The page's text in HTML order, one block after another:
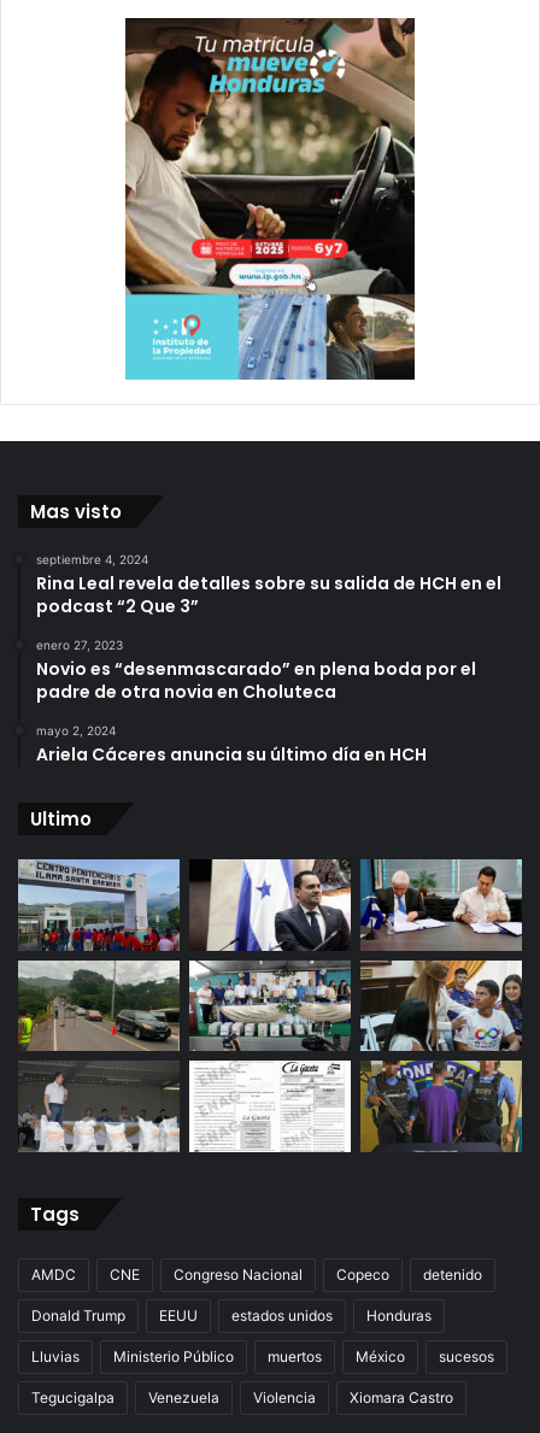
Mas visto
septiembre 4, 2024
Rina Leal revela detalles sobre su salida de HCH en el
podcast “2 Que 3”
enero 27, 2023
Novio es “desenmascarado” en plena boda por el
padre de otra novia en Choluteca
mayo 2, 2024
Ariela Cáceres anuncia su último día en HCH
Ultimo
Tags
AMDC CNE Congreso Nacional Copeco detenido
Donald Trump EEUU estados unidos Honduras
Lluvias Ministerio Público muertos México sucesos
Tegucigalpa Venezuela Violencia Xiomara Castro